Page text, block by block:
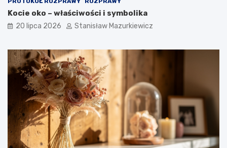
Kocie oko – właściwości i symbolika
20 lipca 2026 Stanisław Mazurkiewicz